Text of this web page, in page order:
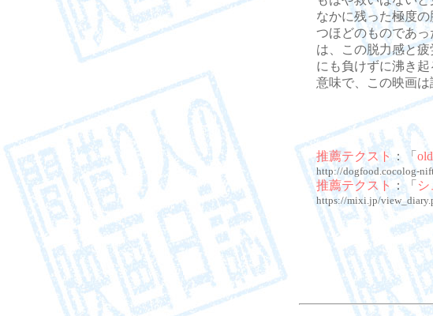
なかに残った極度
つほどのものであ
は、この脱力感と
にも負けずに沸き
意味で、この映画は
推薦テクスト ：「
http://dogfood.cocolog-
推薦テクスト ：「
https://mixi.jp/